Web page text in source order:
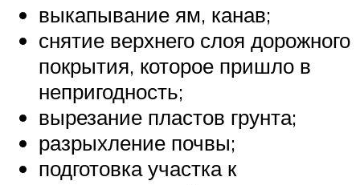
выкапывание ям, канав;
снятие верхнего слоя дорожного
покрытия, которое пришло в
непригодность;
вырезание пластов грунта;
разрыхление почвы;
подготовка участка к